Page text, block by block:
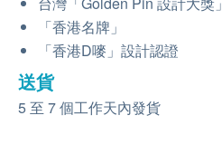
「香港名牌」
「香港D嘜」設計認證
送貨
5 至 7 個工作天內發貨